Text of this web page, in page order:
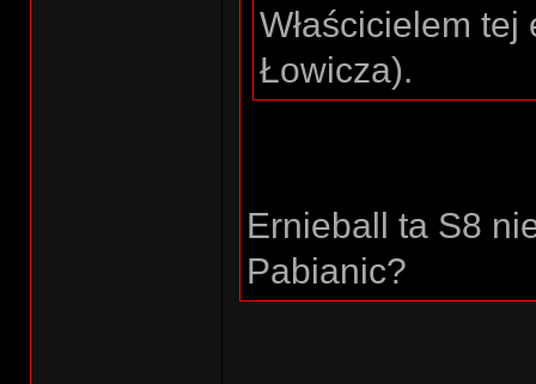
Właścicielem
Łowicza).
Ernieball ta S8
Pabianic?